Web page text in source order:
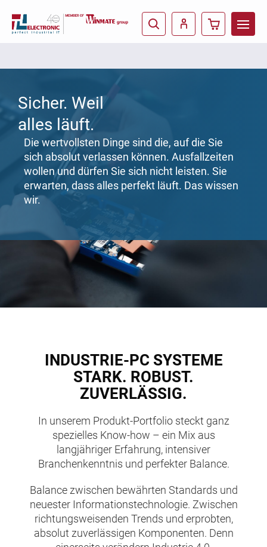
Sicher. Weil
alles läuft.
Die wertvollsten Dinge sind die, auf die Sie
sich absolut verlassen können. Ausfallzeiten
wollen und dürfen Sie sich nicht leisten. Sie
erwarten, dass alles perfekt läuft. Das wissen
wir.
INDUSTRIE-PC SYSTEME
STARK. ROBUST.
ZUVERLÄSSIG.
In unserem Produkt-Portfolio steckt ganz
spezielles Know-how – ein Mix aus
langjähriger Erfahrung, intensiver
Branchenkenntnis und perfekter Balance.
Balance zwischen bewährten Standards und
neuester Informationstechnologie. Zwischen
richtungsweisenden Trends und erprobten,
absolut zuverlässigen Komponenten. Denn